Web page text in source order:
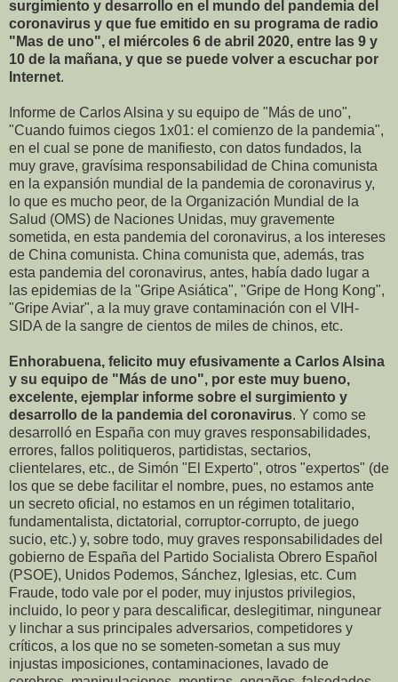
surgimiento y desarrollo en el mundo del pandemia del
coronavirus y que fue emitido en su programa de radio
"Mas de uno", el miércoles 6 de abril 2020, entre las 9 y
10 de la mañana, y que se puede volver a escuchar por
Internet.
Informe de Carlos Alsina y su equipo de "Más de uno",
"Cuando fuimos ciegos 1x01: el comienzo de la pandemia",
en el cual se pone de manifiesto, con datos fundados, la
muy grave, gravísima responsabilidad de China comunista
en la expansión mundial de la pandemia de coronavirus y,
lo que es mucho peor, de la Organización Mundial de la
Salud (OMS) de Naciones Unidas, muy gravemente
sometida, en esta pandemia del coronavirus, a los intereses
de China comunista. China comunista que, además, tras
esta pandemia del coronavirus, antes, había dado lugar a
las epidemias de la "Gripe Asiática", "Gripe de Hong Kong",
"Gripe Aviar", a la muy grave contaminación con el VIH-
SIDA de la sangre de cientos de miles de chinos, etc.
Enhorabuena, felicito muy efusivamente a Carlos Alsina
y su equipo de "Más de uno", por este muy bueno,
excelente, ejemplar informe sobre el surgimiento y
desarrollo de la pandemia del coronavirus. Y como se
desarrolló en España con muy graves responsabilidades,
errores, fallos politiqueros, partidistas, sectarios,
clientelares, etc., de Simón "El Experto", otros "expertos" (de
los que se debe facilitar el nombre, pues, no estamos ante
un secreto oficial, no estamos en un régimen totalitario,
fundamentalista, dictatorial, corruptor-corrupto, de juego
sucio, etc.) y, sobre todo, muy graves responsabilidades del
gobierno de España del Partido Socialista Obrero Español
(PSOE), Unidos Podemos, Sánchez, Iglesias, etc. Cum
Fraude, todo vale por el poder, muy injustos privilegios,
incluido, lo peor y para descalificar, deslegitimar, ningunear
y linchar a sus principales adversarios, competidores y
críticos, a los que no se someten-sometan a sus muy
injustas imposiciones, contaminaciones, lavado de